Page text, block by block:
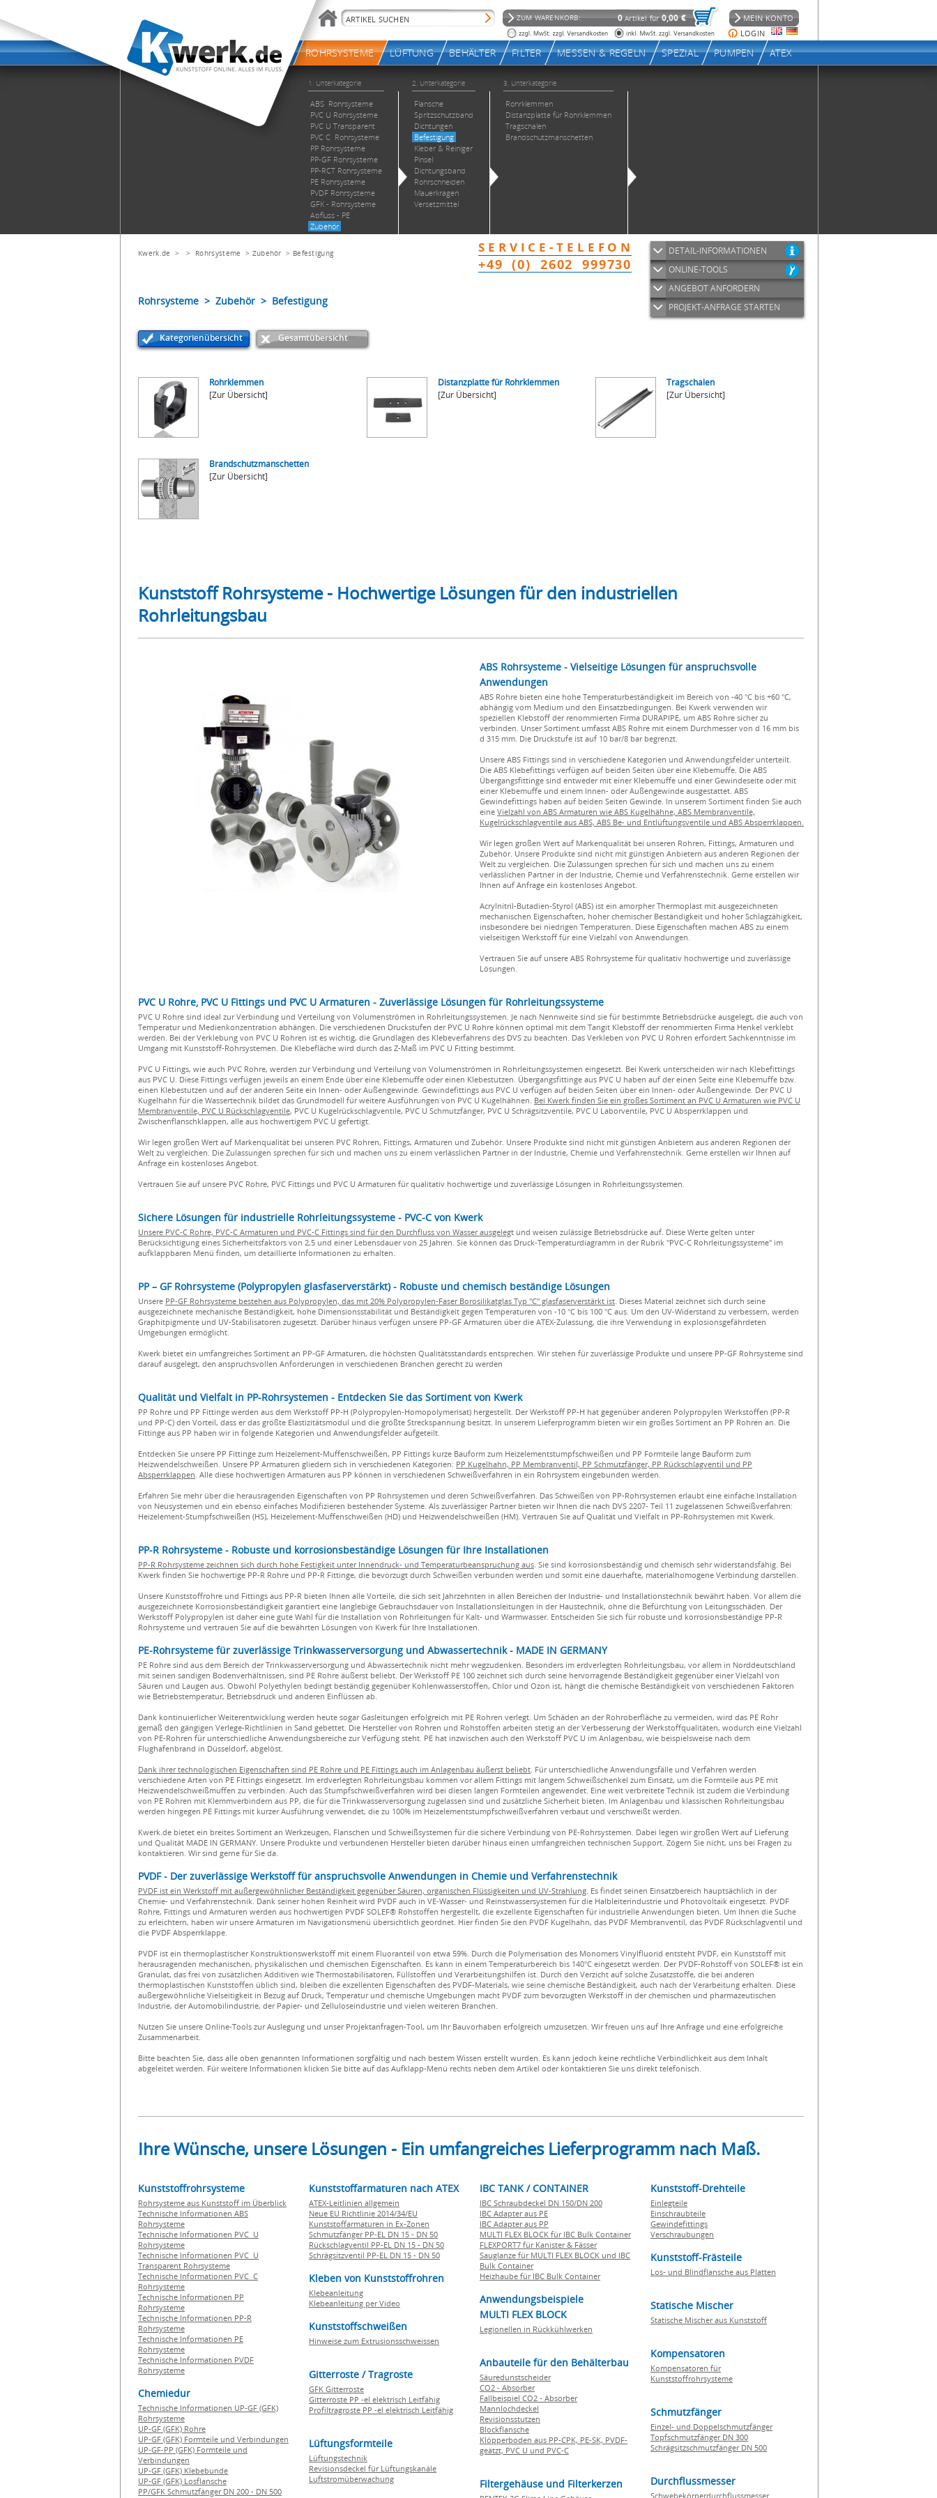
Kwerk.de > > Rohrsysteme > Zubehör > Befestigung
Rohrsysteme > Zubehör > Befestigung
Kategorienübersicht Gesamtübersicht
Rohrklemmen
[Zur Übersicht]
Distanzplatte für Rohrklemmen
[Zur Übersicht]
Tragschalen
[Zur Übersicht]
Brandschutzmanschetten
[Zur Übersicht]
Kunststoff Rohrsysteme - Hochwertige Lösungen für den industriellen
Rohrleitungsbau
ABS Rohrsysteme - Vielseitige Lösungen für anspruchsvolle
Anwendungen
ABS Rohre bieten eine hohe Temperaturbeständigkeit im Bereich von -40 °C bis +60 °C,
abhängig vom Medium und den Einsatzbedingungen. Bei Kwerk verwenden wir
speziellen Klebstoff der renommierten Firma DURAPIPE, um ABS Rohre sicher zu
verbinden. Unser Sortiment umfasst ABS Rohre mit einem Durchmesser von d 16 mm bis
d 315 mm. Die Druckstufe ist auf 10 bar/8 bar begrenzt.
Unsere ABS Fittings sind in verschiedene Kategorien und Anwendungsfelder unterteilt.
Die ABS Klebefittings verfügen auf beiden Seiten über eine Klebemuffe. Die ABS
Übergangsfittinge sind entweder mit einer Klebemuffe und einer Gewindeseite oder mit
einer Klebemuffe und einem Innen- oder Außengewinde ausgestattet. ABS
Gewindefittings haben auf beiden Seiten Gewinde. In unserem Sortiment finden Sie auch
eine Vielzahl von ABS Armaturen wie ABS Kugelhähne, ABS Membranventile,
Kugelrückschlagventile aus ABS, ABS Be- und Entlüftungsventile und ABS Absperrklappen.
Wir legen großen Wert auf Markenqualität bei unseren Rohren, Fittings, Armaturen und
Zubehör. Unsere Produkte sind nicht mit günstigen Anbietern aus anderen Regionen der
Welt zu vergleichen. Die Zulassungen sprechen für sich und machen uns zu einem
verlässlichen Partner in der Industrie, Chemie und Verfahrenstechnik. Gerne erstellen wir
Ihnen auf Anfrage ein kostenloses Angebot.
Acrylnitril-Butadien-Styrol (ABS) ist ein amorpher Thermoplast mit ausgezeichneten
mechanischen Eigenschaften, hoher chemischer Beständigkeit und hoher Schlagzähigkeit,
insbesondere bei niedrigen Temperaturen. Diese Eigenschaften machen ABS zu einem
vielseitigen Werkstoff für eine Vielzahl von Anwendungen.
Vertrauen Sie auf unsere ABS Rohrsysteme für qualitativ hochwertige und zuverlässige
Lösungen.
PVC U Rohre, PVC U Fittings und PVC U Armaturen - Zuverlässige Lösungen für Rohrleitungssysteme
PVC U Rohre sind ideal zur Verbindung und Verteilung von Volumenströmen in Rohrleitungssystemen. Je nach Nennweite sind sie für bestimmte Betriebsdrücke ausgelegt, die auch von
Temperatur und Medienkonzentration abhängen. Die verschiedenen Druckstufen der PVC U Rohre können optimal mit dem Tangit Klebstoff der renommierten Firma Henkel verklebt
werden. Bei der Verklebung von PVC U Rohren ist es wichtig, die Grundlagen des Klebeverfahrens des DVS zu beachten. Das Verkleben von PVC U Rohren erfordert Sachkenntnisse im
Umgang mit Kunststoff-Rohrsystemen. Die Klebefläche wird durch das Z-Maß im PVC U Fitting bestimmt.
PVC U Fittings, wie auch PVC Rohre, werden zur Verbindung und Verteilung von Volumenströmen in Rohrleitungssystemen eingesetzt. Bei Kwerk unterscheiden wir nach Klebefittings
aus PVC U. Diese Fittings verfügen jeweils an einem Ende über eine Klebemuffe oder einen Klebestutzen. Übergangsfittinge aus PVC U haben auf der einen Seite eine Klebemuffe bzw.
einen Klebestutzen und auf der anderen Seite ein Innen- oder Außengewinde. Gewindefittings aus PVC U verfügen auf beiden Seiten über ein Innen- oder Außengewinde. Der PVC U
Kugelhahn für die Wassertechnik bildet das Grundmodell für weitere Ausführungen von PVC U Kugelhähnen. Bei Kwerk finden Sie ein großes Sortiment an PVC U Armaturen wie PVC U
Membranventile, PVC U Rückschlagventile, PVC U Kugelrückschlagventile, PVC U Schmutzfänger, PVC U Schrägsitzventile, PVC U Laborventile, PVC U Absperrklappen und
Zwischenflanschklappen, alle aus hochwertigem PVC U gefertigt.
Wir legen großen Wert auf Markenqualität bei unseren PVC Rohren, Fittings, Armaturen und Zubehör. Unsere Produkte sind nicht mit günstigen Anbietern aus anderen Regionen der
Welt zu vergleichen. Die Zulassungen sprechen für sich und machen uns zu einem verlässlichen Partner in der Industrie, Chemie und Verfahrenstechnik. Gerne erstellen wir Ihnen auf
Anfrage ein kostenloses Angebot.
Vertrauen Sie auf unsere PVC Rohre, PVC Fittings und PVC U Armaturen für qualitativ hochwertige und zuverlässige Lösungen in Rohrleitungssystemen.
Sichere Lösungen für industrielle Rohrleitungssysteme - PVC-C von Kwerk
Unsere PVC-C Rohre, PVC-C Armaturen und PVC-C Fittings sind für den Durchfluss von Wasser ausgelegt und weisen zulässige Betriebsdrücke auf. Diese Werte gelten unter
Berücksichtigung eines Sicherheitsfaktors von 2,5 und einer Lebensdauer von 25 Jahren. Sie können das Druck-Temperaturdiagramm in der Rubrik "PVC-C Rohrleitungssysteme" im
aufklappbaren Menü finden, um detaillierte Informationen zu erhalten.
PP – GF Rohrsysteme (Polypropylen glasfaserverstärkt) - Robuste und chemisch beständige Lösungen
Unsere PP-GF Rohrsysteme bestehen aus Polypropylen, das mit 20% Polypropylen-Faser Borosilikatglas Typ "C" glasfaserverstärkt ist. Dieses Material zeichnet sich durch seine
ausgezeichnete mechanische Beständigkeit, hohe Dimensionsstabilität und Beständigkeit gegen Temperaturen von -10 °C bis 100 °C aus. Um den UV-Widerstand zu verbessern, werden
Graphitpigmente und UV-Stabilisatoren zugesetzt. Darüber hinaus verfügen unsere PP-GF Armaturen über die ATEX-Zulassung, die ihre Verwendung in explosionsgefährdeten
Umgebungen ermöglicht.
Kwerk bietet ein umfangreiches Sortiment an PP-GF Armaturen, die höchsten Qualitätsstandards entsprechen. Wir stehen für zuverlässige Produkte und unsere PP-GF Rohrsysteme sind
darauf ausgelegt, den anspruchsvollen Anforderungen in verschiedenen Branchen gerecht zu werden
Qualität und Vielfalt in PP-Rohrsystemen - Entdecken Sie das Sortiment von Kwerk
PP Rohre und PP Fittinge werden aus dem Werkstoff PP-H (Polypropylen-Homopolymerisat) hergestellt. Der Werkstoff PP-H hat gegenüber anderen Polypropylen Werkstoffen (PP-R
und PP-C) den Vorteil, dass er das größte Elastizitätsmodul und die größte Streckspannung besitzt. In unserem Lieferprogramm bieten wir ein großes Sortiment an PP Rohren an. Die
Fittinge aus PP haben wir in folgende Kategorien und Anwendungsfelder aufgeteilt.
Entdecken Sie unsere PP Fittinge zum Heizelement-Muffenschweißen, PP Fittings kurze Bauform zum Heizelementstumpfschweißen und PP Formteile lange Bauform zum
Heizwendelschweißen. Unsere PP Armaturen gliedern sich in verschiedenen Kategorien: PP Kugelhahn, PP Membranventil, PP Schmutzfänger, PP Rückschlagventil und PP
Absperrklappen. Alle diese hochwertigen Armaturen aus PP können in verschiedenen Schweißverfahren in ein Rohrsystem eingebunden werden.
Erfahren Sie mehr über die herausragenden Eigenschaften von PP Rohrsystemen und deren Schweißverfahren. Das Schweißen von PP-Rohrsystemen erlaubt eine einfache Installation
von Neusystemen und ein ebenso einfaches Modifizieren bestehender Systeme. Als zuverlässiger Partner bieten wir Ihnen die nach DVS 2207- Teil 11 zugelassenen Schweißverfahren:
Heizelement-Stumpfschweißen (HS), Heizelement-Muffenschweißen (HD) und Heizwendelschweißen (HM). Vertrauen Sie auf Qualität und Vielfalt in PP-Rohrsystemen mit Kwerk.
PP-R Rohrsysteme - Robuste und korrosionsbeständige Lösungen für Ihre Installationen
PP-R Rohrsysteme zeichnen sich durch hohe Festigkeit unter Innendruck- und Temperaturbeanspruchung aus. Sie sind korrosionsbeständig und chemisch sehr widerstandsfähig. Bei
Kwerk finden Sie hochwertige PP-R Rohre und PP-R Fittinge, die bevorzugt durch Schweißen verbunden werden und somit eine dauerhafte, materialhomogene Verbindung darstellen.
Unsere Kunststoffrohre und Fittings aus PP-R bieten Ihnen alle Vorteile, die sich seit Jahrzehnten in allen Bereichen der Industrie- und Installationstechnik bewährt haben. Vor allem die
ausgezeichnete Korrosionsbeständigkeit garantiert eine langlebige Gebrauchsdauer von Installationsleitungen in der Haustechnik, ohne die Befürchtung von Leitungsschäden. Der
Werkstoff Polypropylen ist daher eine gute Wahl für die Installation von Rohrleitungen für Kalt- und Warmwasser. Entscheiden Sie sich für robuste und korrosionsbeständige PP-R
Rohrsysteme und vertrauen Sie auf die bewährten Lösungen von Kwerk für Ihre Installationen.
PE-Rohrsysteme für zuverlässige Trinkwasserversorgung und Abwassertechnik - MADE IN GERMANY
PE Rohre sind aus dem Bereich der Trinkwasserversorgung und Abwassertechnik nicht mehr wegzudenken. Besonders im erdverlegten Rohrleitungsbau, vor allem in Norddeutschland
mit seinen sandigen Bodenverhältnissen, sind PE Rohre äußerst beliebt. Der Werkstoff PE 100 zeichnet sich durch seine hervorragende Beständigkeit gegenüber einer Vielzahl von
Säuren und Laugen aus. Obwohl Polyethylen bedingt beständig gegenüber Kohlenwasserstoffen, Chlor und Ozon ist, hängt die chemische Beständigkeit von verschiedenen Faktoren
wie Betriebstemperatur, Betriebsdruck und anderen Einflüssen ab.
Dank kontinuierlicher Weiterentwicklung werden heute sogar Gasleitungen erfolgreich mit PE Rohren verlegt. Um Schäden an der Rohroberfläche zu vermeiden, wird das PE Rohr
gemäß den gängigen Verlege-Richtlinien in Sand gebettet. Die Hersteller von Rohren und Rohstoffen arbeiten stetig an der Verbesserung der Werkstoffqualitäten, wodurch eine Vielzahl
von PE-Rohren für unterschiedliche Anwendungsbereiche zur Verfügung steht. PE hat inzwischen auch den Werkstoff PVC U im Anlagenbau, wie beispielsweise nach dem
Flughafenbrand in Düsseldorf, abgelöst.
Dank ihrer technologischen Eigenschaften sind PE Rohre und PE Fittings auch im Anlagenbau äußerst beliebt. Für unterschiedliche Anwendungsfälle und Verfahren werden
verschiedene Arten von PE Fittings eingesetzt. Im erdverlegten Rohrleitungsbau kommen vor allem Fittings mit langem Schweißschenkel zum Einsatz, um die Formteile aus PE mit
Heizwendelschweißmuffen zu verbinden. Auch das Stumpfschweißverfahren wird bei diesen langen Formteilen angewendet. Eine weit verbreitete Technik ist zudem die Verbindung
von PE Rohren mit Klemmverbindern aus PP, die für die Trinkwasserversorgung zugelassen sind und zusätzliche Sicherheit bieten. Im Anlagenbau und klassischen Rohrleitungsbau
werden hingegen PE Fittings mit kurzer Ausführung verwendet, die zu 100% im Heizelementstumpfschweißverfahren verbaut und verschweißt werden.
Kwerk.de bietet ein breites Sortiment an Werkzeugen, Flanschen und Schweißsystemen für die sichere Verbindung von PE-Rohrsystemen. Dabei legen wir großen Wert auf Lieferung
und Qualität MADE IN GERMANY. Unsere Produkte und verbundenen Hersteller bieten darüber hinaus einen umfangreichen technischen Support. Zögern Sie nicht, uns bei Fragen zu
kontaktieren. Wir sind gerne für Sie da.
PVDF - Der zuverlässige Werkstoff für anspruchsvolle Anwendungen in Chemie und Verfahrenstechnik
PVDF ist ein Werkstoff mit außergewöhnlicher Beständigkeit gegenüber Säuren, organischen Flüssigkeiten und UV-Strahlung. Es findet seinen Einsatzbereich hauptsächlich in der
Chemie- und Verfahrenstechnik. Dank seiner hohen Reinheit wird PVDF auch in VE-Wasser- und Reinstwassersystemen für die Halbleiterindustrie und Photovoltaik eingesetzt. PVDF
Rohre, Fittings und Armaturen werden aus hochwertigen PVDF SOLEF® Rohstoffen hergestellt, die exzellente Eigenschaften für industrielle Anwendungen bieten. Um Ihnen die Suche
zu erleichtern, haben wir unsere Armaturen im Navigationsmenü übersichtlich geordnet. Hier finden Sie den PVDF Kugelhahn, das PVDF Membranventil, das PVDF Rückschlagventil und
die PVDF Absperrklappe.
PVDF ist ein thermoplastischer Konstruktionswerkstoff mit einem Fluoranteil von etwa 59%. Durch die Polymerisation des Monomers Vinylfluorid entsteht PVDF, ein Kunststoff mit
herausragenden mechanischen, physikalischen und chemischen Eigenschaften. Es kann in einem Temperaturbereich bis 140°C eingesetzt werden. Der PVDF-Rohstoff von SOLEF® ist ein
Granulat, das frei von zusätzlichen Additiven wie Thermostabilisatoren, Füllstoffen und Verarbeitungshilfen ist. Durch den Verzicht auf solche Zusatzstoffe, die bei anderen
thermoplastischen Kunststoffen üblich sind, bleiben die exzellenten Eigenschaften des PVDF-Materials, wie seine chemische Beständigkeit, auch nach der Verarbeitung erhalten. Diese
außergewöhnliche Vielseitigkeit in Bezug auf Druck, Temperatur und chemische Umgebungen macht PVDF zum bevorzugten Werkstoff in der chemischen und pharmazeutischen
Industrie, der Automobilindustrie, der Papier- und Zelluloseindustrie und vielen weiteren Branchen.
Nutzen Sie unsere Online-Tools zur Auslegung und unser Projektanfragen-Tool, um Ihr Bauvorhaben erfolgreich umzusetzen. Wir freuen uns auf Ihre Anfrage und eine erfolgreiche
Zusammenarbeit.
Bitte beachten Sie, dass alle oben genannten Informationen sorgfältig und nach bestem Wissen erstellt wurden. Es kann jedoch keine rechtliche Verbindlichkeit aus dem Inhalt
abgeleitet werden. Für weitere Informationen klicken Sie bitte auf das Aufklapp-Menü rechts neben dem Artikel oder kontaktieren Sie uns direkt telefonisch.
Ihre Wünsche, unsere Lösungen - Ein umfangreiches Lieferprogramm nach Maß.
Kunststoffrohrsysteme
Rohrsysteme aus Kunststoff im Überblick
Technische Informationen ABS
Rohrsysteme
Technische Informationen PVC U
Rohrsysteme
Technische Informationen PVC U
Transparent Rohrsysteme
Technische Informationen PVC C
Rohrsysteme
Technische Informationen PP
Rohrsysteme
Technische Informationen PP-R
Rohrsysteme
Technische Informationen PE
Rohrsysteme
Technische Informationen PVDF
Rohrsysteme
Chemiedur
Technische Informationen UP-GF (GFK)
Rohrsysteme
UP-GF (GFK) Rohre
UP-GF (GFK) Formteile und Verbindungen
UP-GF-PP (GFK) Formteile und
Verbindungen
UP-GF (GFK) Klebebunde
UP-GF (GFK) Losflansche
PP/GFK Schmutzfänger DN 200 - DN 500
Kunststoffarmaturen nach ATEX
ATEX-Leitlinien allgemein
Neue EU Richtlinie 2014/34/EU
Kunststoffarmaturen in Ex-Zonen
Schmutzfänger PP-EL DN 15 - DN 50
Rückschlagventil PP-EL DN 15 - DN 50
Schrägsitzventil PP-EL DN 15 - DN 50
Kleben von Kunststoffrohren
Klebeanleitung
Klebeanleitung per Video
Kunststoffschweißen
Hinweise zum Extrusionsschweissen
Gitterroste / Tragroste
GFK Gitterroste
Gitterroste PP -el elektrisch Leitfähig
Profiltragroste PP -el elektrisch Leitfähig
Lüftungsformteile
Lüftungstechnik
Revisionsdeckel für Lüftungskanäle
Luftstromüberwachung
IBC TANK / CONTAINER
IBC Schraubdeckel DN 150/DN 200
IBC Adapter aus PE
IBC Adapter aus PP
MULTI FLEX BLOCK für IBC Bulk Container
FLEXPORT7 für Kanister & Fässer
Sauglanze für MULTI FLEX BLOCK und IBC
Bulk Container
Heizhaube für IBC Bulk Container
Anwendungsbeispiele
MULTI FLEX BLOCK
Legionellen in Rückkühlwerken
Anbauteile für den Behälterbau
Säuredunstscheider
CO2 - Absorber
Fallbeispiel CO2 - Absorber
Mannlochdeckel
Revisionsstutzen
Blockflansche
Klöpperboden aus PP-CPK, PE-SK, PVDF-
geätzt, PVC U und PVC-C
Filtergehäuse und Filterkerzen
Kunststoff-Drehteile
Einlegteile
Einschraubteile
Gewindefittings
Verschraubungen
Kunststoff-Frästeile
Los- und Blindflansche aus Platten
Statische Mischer
Statische Mischer aus Kunststoff
Kompensatoren
Kompensatoren für
Kunststoffrohrsysteme
Schmutzfänger
Einzel- und Doppelschmutzfänger
Topfschmutzfänger DN 300
Schrägsitzschmutzfänger DN 500
Durchflussmesser
Schwebekörperdurchflussmesser
DETAIL-INFORMATIONEN
ONLINE-TOOLS
ANGEBOT ANFORDERN
PROJEKT-ANFRAGE STARTEN